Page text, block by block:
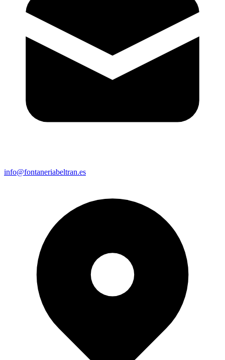
info@fontaneriabeltran.es